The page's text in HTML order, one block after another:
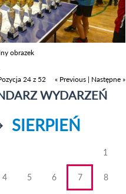
obrazek
24 z 52
« Previous | Następne »
WYDARZEŃ
do
Przejdź do
SIERPIEŃ
1
4 5 6 7 8